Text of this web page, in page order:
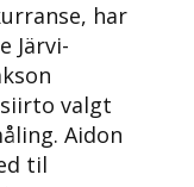
har
Järvi-
valgt
Aidon
til